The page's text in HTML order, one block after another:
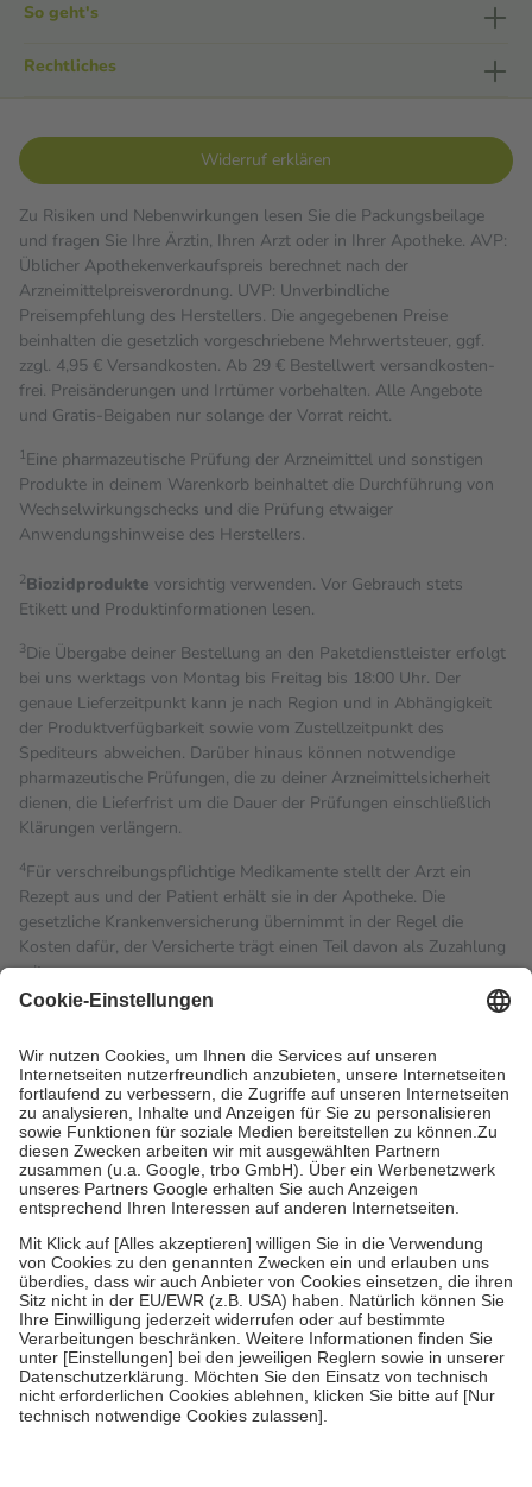
So geht's
Rechtliches
Widerruf erklären
Zu Risiken und Nebenwirkungen lesen Sie die Packungsbeilage
und fragen Sie Ihre Ärztin, Ihren Arzt oder in Ihrer Apotheke. AVP:
Üblicher Apothekenverkaufspreis berechnet nach der
Arzneimittelpreisverordnung. UVP: Unverbindliche
Preisempfehlung des Herstellers. Die angegebenen Preise
beinhalten die gesetzlich vorgeschriebene Mehrwertsteuer, ggf.
zzgl. 4,95 € Versandkosten. Ab 29 € Bestell­wert versand­kosten­
frei. Preisänderungen und Irrtümer vorbehalten. Alle Angebote
und Gratis-Beigaben nur solange der Vorrat reicht.
1Eine pharmazeutische Prüfung der Arzneimittel und sonstigen
Produkte in deinem Warenkorb beinhaltet die Durchführung von
Wechselwirkungschecks und die Prüfung etwaiger
Anwendungshinweise des Herstellers.
2Biozidprodukte vorsichtig verwenden. Vor Gebrauch stets
Etikett und Produktinformationen lesen.
3Die Übergabe deiner Bestellung an den Paketdienstleister erfolgt
bei uns werktags von Montag bis Freitag bis 18:00 Uhr. Der
genaue Lieferzeitpunkt kann je nach Region und in Abhängigkeit
der Produktverfügbarkeit sowie vom Zustellzeitpunkt des
Spediteurs abweichen. Darüber hinaus können notwendige
pharmazeutische Prüfungen, die zu deiner Arzneimittelsicherheit
dienen, die Lieferfrist um die Dauer der Prüfungen einschließlich
Klärungen verlängern.
4Für verschreibungspflichtige Medikamente stellt der Arzt ein
Rezept aus und der Patient erhält sie in der Apotheke. Die
gesetzliche Krankenversicherung übernimmt in der Regel die
Kosten dafür, der Versicherte trägt einen Teil davon als Zuzahlung
mit.
Grundsätzlich leisten Mitglieder Zuzahlungen in Höhe von zehn
höchstens zehn Euro.
Es sind jedoch nie mehr als die
tatsächlichen Kosten der Leistung zu entrichten.
Diese Regeln gelten grundsätzlich auch für Online-Apotheken.
Bei Heilmitteln und häuslicher Krankenpflege beträgt die
Zuzahlung zehn Prozent der Kosten sowie zehn Euro je
Verordnung.
Um das Engagement der Versicherten für ihre eigene Gesundheit
zu stärken und die besondere Stellung der Familie zu unterstützen,
fallenkeine Zuzahlungenan bei:
• Kindern und Jugendlichen bis zum vollendeten 18. Lebensjahr
mit Ausnahme der Fahrkosten
• Untersuchungen zur Vorsorge und Früherkennung, die von der
GKV getragen werden
• empfohlenen Schutzimpfungen
• Harn- und Blutteststreifen